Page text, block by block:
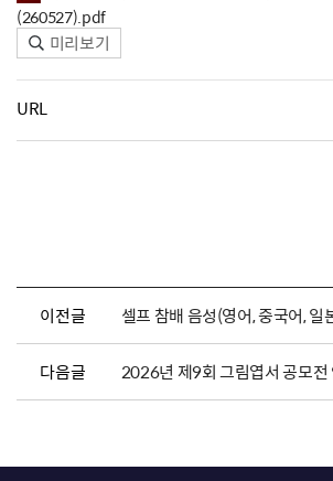
(260527).pdf
미리보기
URL
이전글
다음글 2026년 제9회 그림엽서 공모전